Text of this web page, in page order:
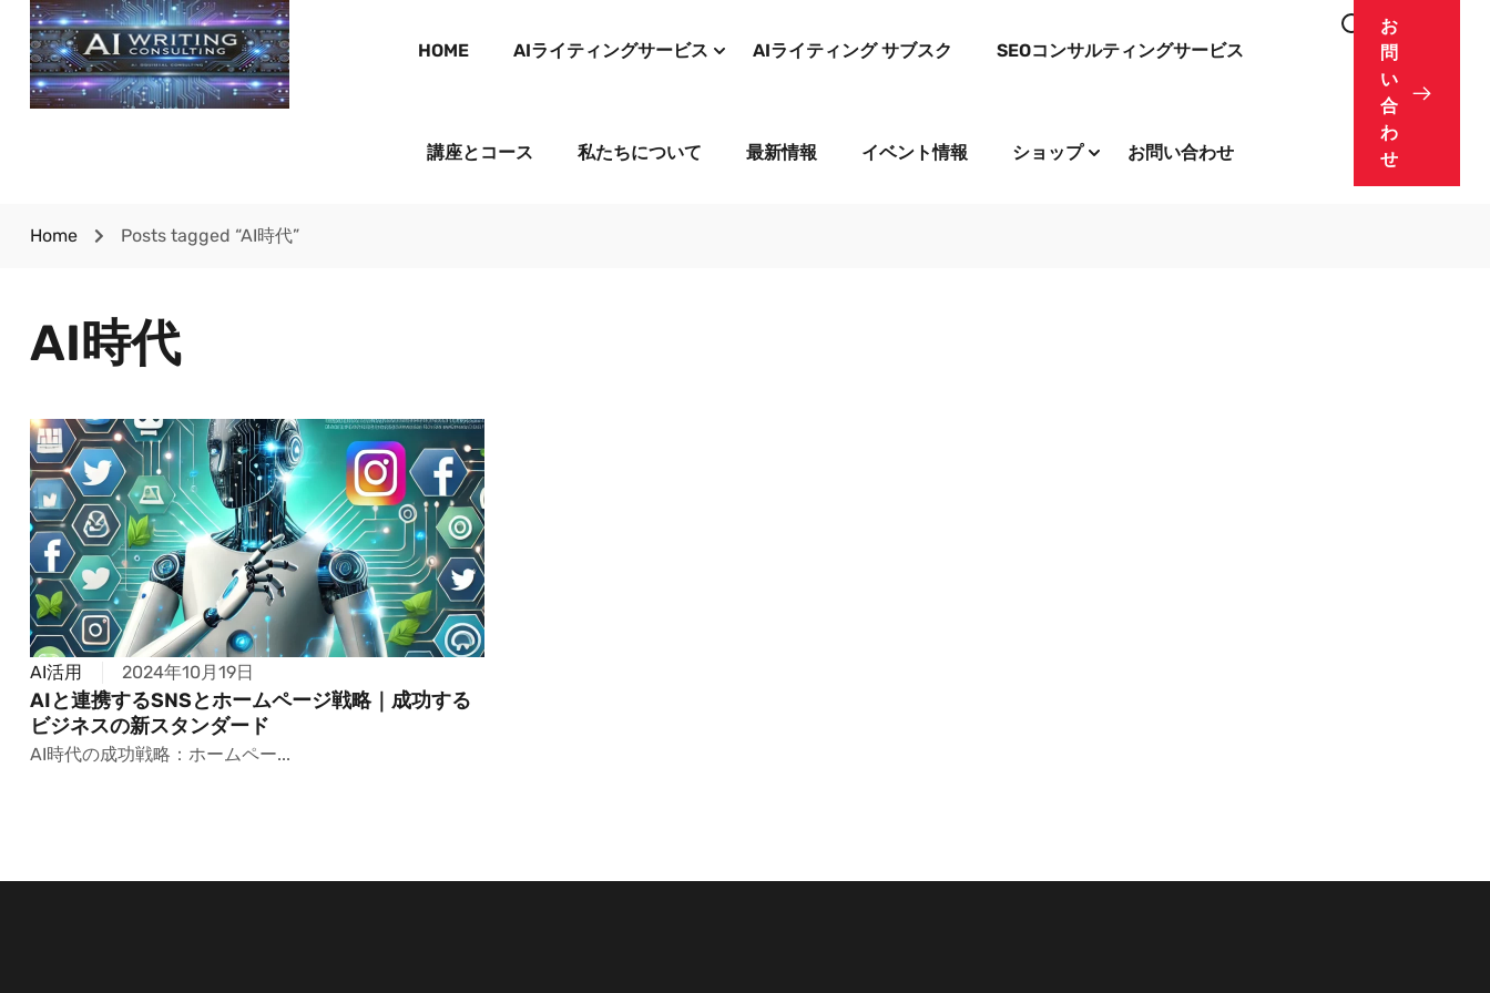
HOME AIライティングサービス AIライティング サブスク SEOコンサルティングサービス
講座とコース 私たちについて 最新情報 イベント情報 ショップ お問い合わせ
お
問
い
合
わ
せ
Home Posts tagged “AI時代”
AI時代
AI活用 2024年10月19日
AIと連携するSNSとホームページ戦略｜成功する
ビジネスの新スタンダード
AI時代の成功戦略：ホームペー...